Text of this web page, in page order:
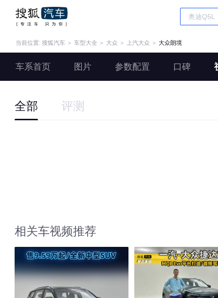
当前位置: 搜狐汽车 ＞ 车型大全 ＞ 大众 ＞ 上汽大众 ＞ 大众朗境
车系首页 图片 参数配置 口碑
全部 评测
相关车视频推荐